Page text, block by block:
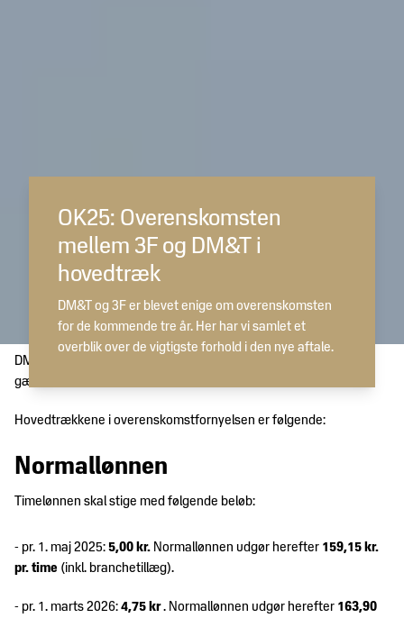
OK25: Overenskomsten
mellem 3F og DM&T i
hovedtræk
DM&T og 3F er blevet enige om overenskomsten
for de kommende tre år. Her har vi samlet et
overblik over de vigtigste forhold i den nye aftale.
DM&T og 3F blev 27. februar enige om den overenskomst, der
gælder de kommende tre år.
Hovedtrækkene i overenskomstfornyelsen er følgende:
Normallønnen
Timelønnen skal stige med følgende beløb:
- pr. 1. maj 2025:5,00 kr. Normallønnen udgør herefter 159,15 kr.
pr. time (inkl. branchetillæg).
- pr. 1. marts 2026:4,75 kr. Normallønnen udgør herefter 163,90